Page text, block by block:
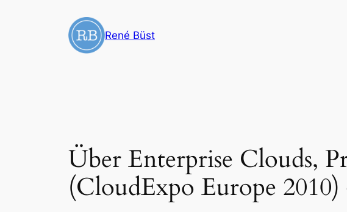
René Büst
Über Enterprise Clouds,
(CloudExpo Europe